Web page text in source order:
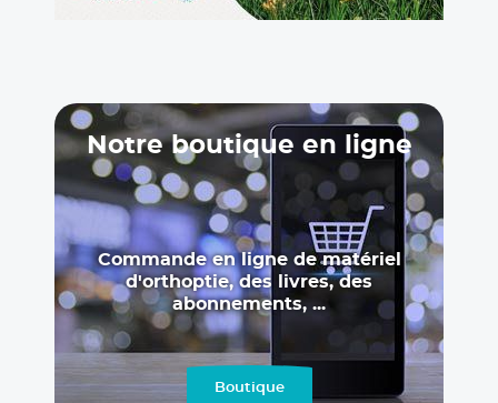
recherché : orthoptiste ayant déjà exercé en
LIRE LA SUITE 16.07.2026
OFFRE D'EMPLOI
Orthoptiste à temps partiel ou
complet libéral(e) ou salarié(e)
CHENE EN SEMINE (PROCHE D'ANNECY)
(74270)
Orthoptiste salarié(e) ou libéral(e) à temps
partiel ou complet CHÊNE-EN-SEMINE (74270) Le
Notre boutique en ligne
Commande en ligne de matériel
d'orthoptie, des livres, des
abonnements, ...
Boutique